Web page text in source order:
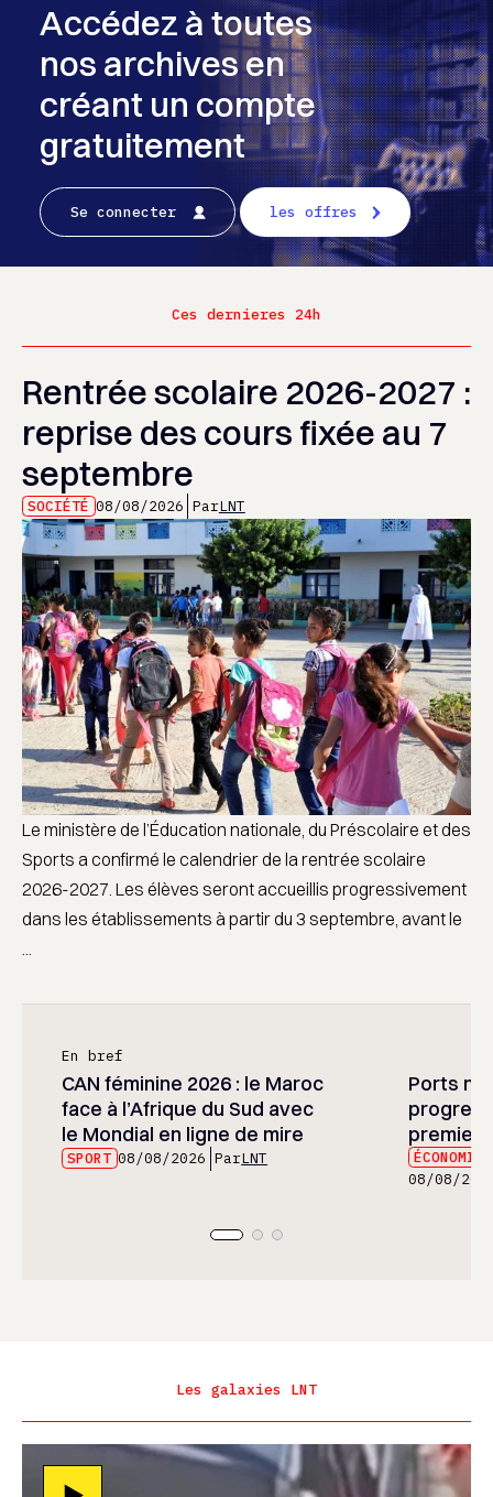
Accédez à toutes
nos archives en
créant un compte
gratuitement
Se connecter les offres
Ces dernieres 24h
Rentrée scolaire 2026-2027 :
reprise des cours fixée au 7
septembre
SOCIÉTÉ 08/08/2026 ParLNT
Le ministère de l’Éducation nationale, du Préscolaire et des
Sports a confirmé le calendrier de la rentrée scolaire
2026-2027. Les élèves seront accueillis progressivement
dans les établissements à partir du 3 septembre, avant le
En bref
CAN féminine 2026 : le Maroc
face à l’Afrique du Sud avec
le Mondial en ligne de mire
SPORT 08/08/2026 ParLNT
Ports
premier
08/08/
Les galaxies LNT